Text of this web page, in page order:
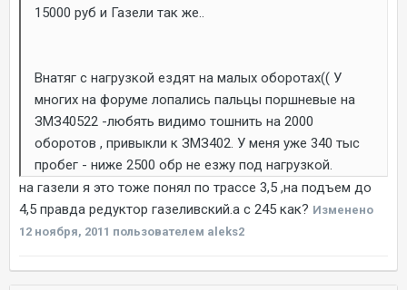
15000 руб и Газели так же..
Внатяг с нагрузкой ездят на малых оборотах(( У
многих на форуме лопались пальцы поршневые на
ЗМЗ40522 -любять видимо тошнить на 2000
оборотов , привыкли к ЗМЗ402. У меня уже 340 тыс
пробег - ниже 2500 обр не езжу под нагрузкой.
на газели я это тоже понял по трассе 3,5 ,на подъем до
4,5 правда редуктор газеливский.а с 245 как? Изменено
12 ноября, 2011 пользователем aleks2